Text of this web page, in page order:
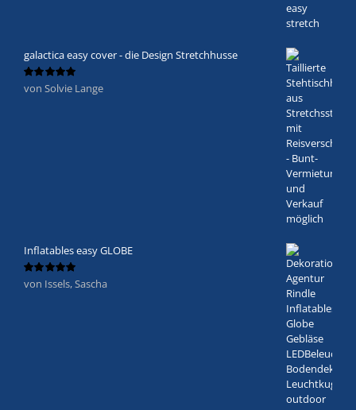
galactica easy cover - die Design Stretchhusse
Bewertet
von Solvie Lange
Inflatables easy GLOBE
Bewertet
von Issels, Sascha